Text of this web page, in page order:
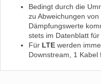
Bedingt durch die
zu Abweichungen von
Dämpfungswerte
stets im Datenblatt für
Für LTE werden
Downstream, 1 Kabel